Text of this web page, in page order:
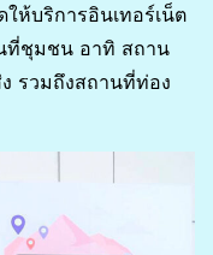
ห้บริการอินเทอร์เน็ต
ที่ชุมชน อาทิ สถาน
รวมถึงสถานที่ท่อง